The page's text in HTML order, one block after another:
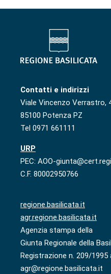
Contatti e indirizzi
Viale Vincenzo Verrastro,
85100 Potenza PZ
Tel 0971 661111
URP
PEC: AOO-
C.F. 80002950766
regione.basilicata.it
agr.regione.basilicata.it
Agenzia stampa della
Giunta Regionale della
Registrazione n. 209/
agr@regione.basilicata.it